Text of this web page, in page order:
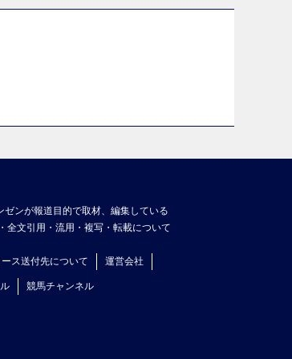
ンが報道目的で取材、編集している
全文引用・流用・複写・転載について
ース送付先について 運営会社
競馬チャンネル